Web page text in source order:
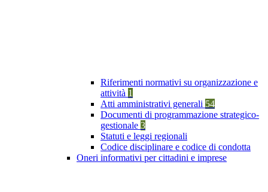
Riferimenti normativi su organizzazione e
attività 1
Atti amministrativi generali 54
Documenti di programmazione strategico-
gestionale 3
Statuti e leggi regionali
Codice disciplinare e codice di condotta
Oneri informativi per cittadini e imprese